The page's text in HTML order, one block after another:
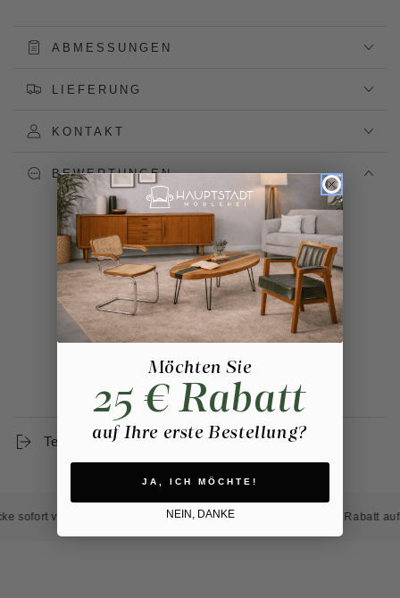
ABMESSUNGEN
LIEFERUNG
KONTAKT
BEWERTUNGEN
Teilen
verfügbar! Europaweite Lieferungen 🇪🇺 25€ Rabatt auf Ihre
Möchten Sie
25 € Rabatt
auf Ihre erste Bestellung?
JA, ICH MÖCHTE!
NEIN, DANKE